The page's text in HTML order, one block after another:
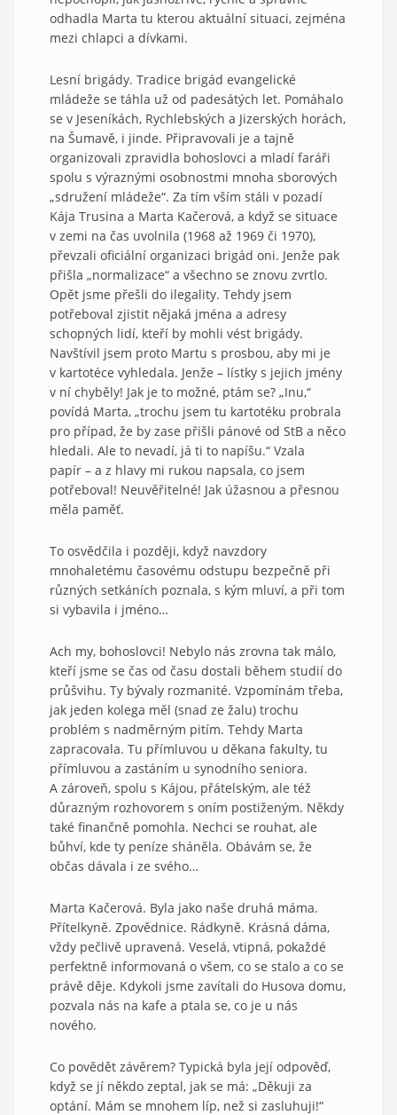
odhadla Marta tu kterou aktuální situaci, zejména
mezi chlapci a dívkami.
Lesní brigády. Tradice brigád evangelické
mládeže se táhla už od padesátých let. Pomáhalo
se v Jeseníkách, Rychlebských a Jizerských horách,
na Šumavě, i jinde. Připravovali je a tajně
organizovali zpravidla bohoslovci a mladí faráři
spolu s výraznými osobnostmi mnoha sborových
„sdružení mládeže“. Za tím vším stáli v pozadí
Kája Trusina a Marta Kačerová, a když se situace
v zemi na čas uvolnila (1968 až 1969 či 1970),
převzali oficiální organizaci brigád oni. Jenže pak
přišla „normalizace“ a všechno se znovu zvrtlo.
Opět jsme přešli do ilegality. Tehdy jsem
potřeboval zjistit nějaká jména a adresy
schopných lidí, kteří by mohli vést brigády.
Navštívil jsem proto Martu s prosbou, aby mi je
v kartotéce vyhledala. Jenže – lístky s jejich jmény
v ní chyběly! Jak je to možné, ptám se? „Inu,“
povídá Marta, „trochu jsem tu kartotéku probrala
pro případ, že by zase přišli pánové od StB a něco
hledali. Ale to nevadí, já ti to napíšu.“ Vzala
papír – a z hlavy mi rukou napsala, co jsem
potřeboval! Neuvěřitelné! Jak úžasnou a přesnou
měla paměť.
To osvědčila i později, když navzdory
mnohaletému časovému odstupu bezpečně při
různých setkáních poznala, s kým mluví, a při tom
si vybavila i jméno…
Ach my, bohoslovci! Nebylo nás zrovna tak málo,
kteří jsme se čas od času dostali během studií do
průšvihu. Ty bývaly rozmanité. Vzpomínám třeba,
jak jeden kolega měl (snad ze žalu) trochu
problém s nadměrným pitím. Tehdy Marta
zapracovala. Tu přímluvou u děkana fakulty, tu
přímluvou a zastáním u synodního seniora.
A zároveň, spolu s Kájou, přátelským, ale též
důrazným rozhovorem s oním postiženým. Někdy
také finančně pomohla. Nechci se rouhat, ale
bůhví, kde ty peníze sháněla. Obávám se, že
občas dávala i ze svého…
Marta Kačerová. Byla jako naše druhá máma.
Přítelkyně. Zpovědnice. Rádkyně. Krásná dáma,
vždy pečlivě upravená. Veselá, vtipná, pokaždé
perfektně informovaná o všem, co se stalo a co se
právě děje. Kdykoli jsme zavítali do Husova domu,
pozvala nás na kafe a ptala se, co je u nás
nového.
Co povědět závěrem? Typická byla její odpověď,
když se jí někdo zeptal, jak se má: „Děkuji za
optání. Mám se mnohem líp, než si zasluhuji!“